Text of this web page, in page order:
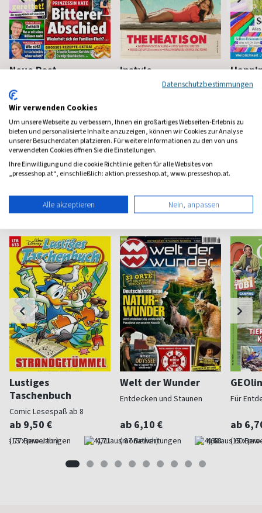
Neue Post
ab 3,90 €
(werktäglich) 4,65
Instyle
Fashion, Beauty, Lifestyle &
(monatlich) 4,57 (8 x pro
Kinderzeitschriften
Lustiges
Taschenbuch
Comic Lesespaß ab 8
ab 9,50 €
(13 x pro Jahr) 4,71
Welt der Wunder
Entdecken und Staunen
ab 6,10 €
(monatlich) 4,68
Für
ab
(15 x
Datenschutzbestimmungen
Wir verwenden Cookies
Um unsere Webseite zu verbessern, Ihnen ein großartiges Webseiten-Erlebnis zu
bieten und personalisierte Inhalte anzuzeigen, können wir Cookies zur Analyse
unserer Besucherdaten platzieren. Für weitere Informationen zu den von uns
verwendeten Cookies öffnen Sie die Einstellungen.
Ihre Einwilligung und die cookie Richtlinie gelten für alle Websites von
„presseshop.at“, einschließlich: aktion.presseshop.at, www.presseshop.at.
Alle akzeptieren Nein, anpassen